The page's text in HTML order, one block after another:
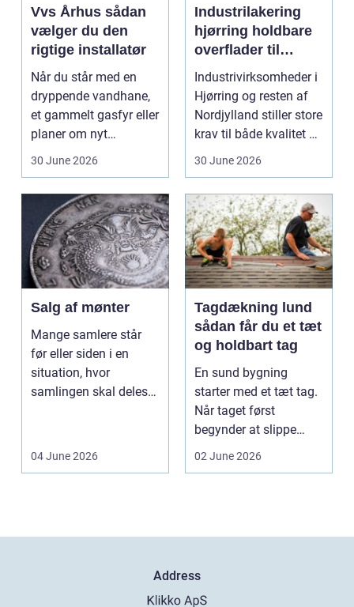
Vvs Århus sådan
vælger du den
rigtige installatør
Når du står med en
dryppende vandhane,
et gammelt gasfyr eller
planer om nyt
badeværelse, bliver
30 June 2026
Industrilakering
hjørring holdbare
overflader til
industri og erhverv
Industrivirksomheder i
Hjørring og resten af
Nordjylland stiller store
krav til både kvalitet og
hol...
30 June 2026
Salg af mønter
Mange samlere står
før eller siden i en
situation, hvor
samlingen skal deles
04 June 2026
Tagdækning lund
sådan får du et tæt
og holdbart tag
En sund bygning
starter med et tæt tag.
Når taget først
begynder at slippe
vand ind, kan skaderne
02 June 2026
Address